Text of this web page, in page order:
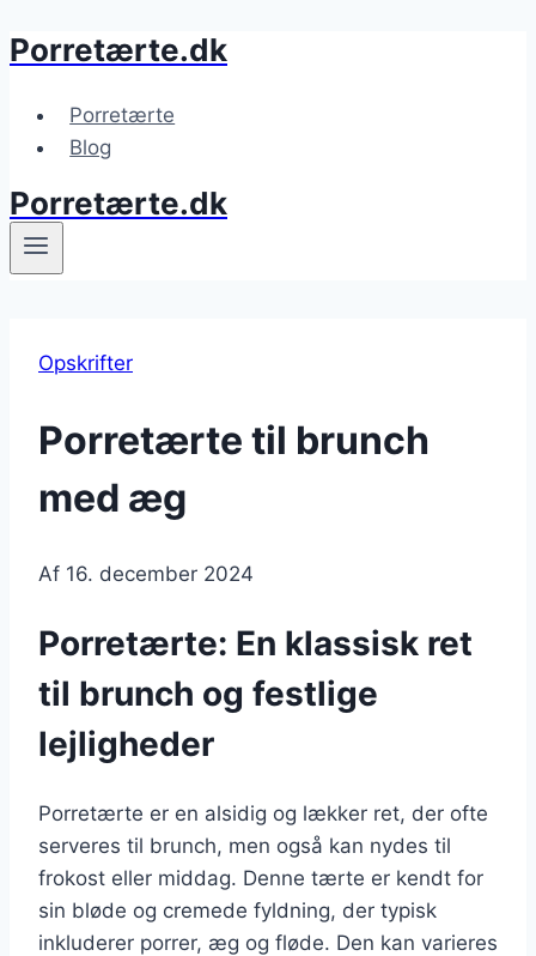
Fortsæt
indhold
Porretærte.dk
Porretærte
Blog
Porretærte.dk
Opskrifter
Porretærte til brunch
med æg
Af 16. december 2024
Porretærte: En klassisk ret
til brunch og festlige
lejligheder
Porretærte er en alsidig og lækker ret, der ofte
serveres til brunch, men også kan nydes til
frokost eller middag. Denne tærte er kendt for
sin bløde og cremede fyldning, der typisk
inkluderer porrer, æg og fløde. Den kan varieres